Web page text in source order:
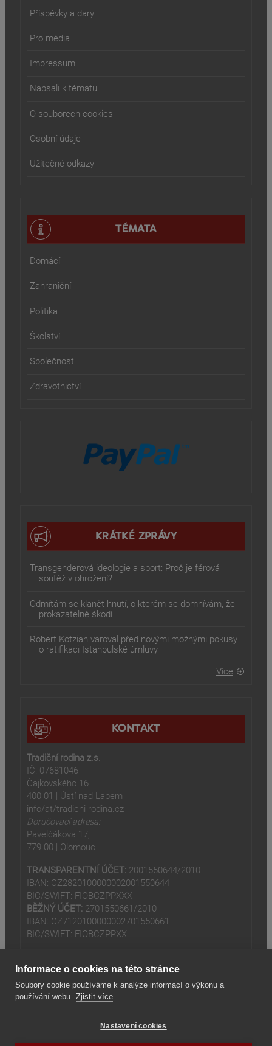
Příspěvky a dary
Pro média
Impressum
Napsali k tématu
O souborech cookies
Osobní údaje
Užitečné odkazy
TÉMATA
Domácí
Zahraniční
Politika
Školství
Společnost
Zdravotnictví
KRÁTKÉ ZPRÁVY
Transgenderová ideologie a sport: Proč je férová
soutěž v ohrožení?
Odmítám se klanět hnutí, o kterém se domnívám, že
prokazatelně škodí
Robert Kotzian varoval před novými možnými pokusy
o ratifikaci Istanbulské úmluvy
Více
KONTAKT
Tradiční rodina z.s.
IČ: 07681046
Čajkovského 16
400 01 | Ústí nad Labem
info/at/tradicni-rodina.cz
Doručovací adresa:
Pavelčákova 17,
779 00 | Olomouc
TRANSPARENTNÍ ÚČET: 2001550644/2010
IBAN: CZ2820100000002001550644
BIC/SWIFT: FIOBCZPPXXX
BĚŽNÝ ÚČET: 2701550661/2010
IBAN: CZ7120100000002701550661
BIC/SWIFT: FIOBCZPPXX
Informace o cookies na této stránce
Soubory cookie používáme k analýze informací o výkonu a
používání webu. Zjistit více
Nastavení cookies